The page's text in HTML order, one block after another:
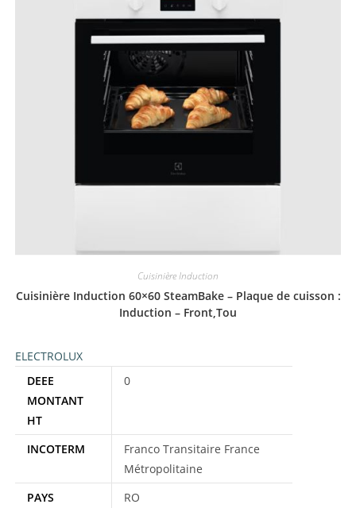
Cuisinière Induction
Cuisinière Induction 60×60 SteamBake – Plaque de cuisson :
Induction – Front,Tou
ELECTROLUX
DEEE
MONTANT
HT
0
INCOTERM
Franco Transitaire France
Métropolitaine
PAYS
RO